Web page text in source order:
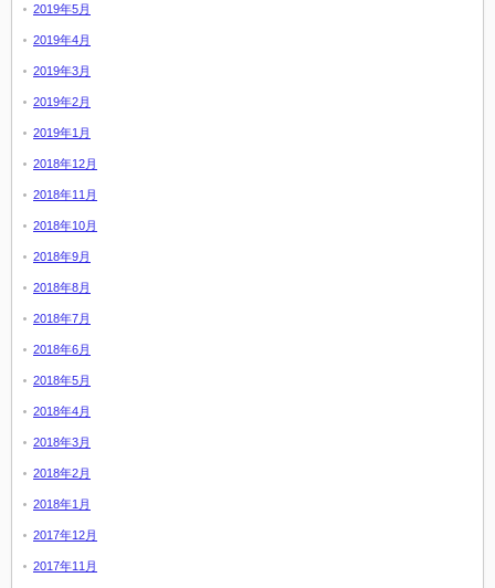
2019年5月
2019年4月
2019年3月
2019年2月
2019年1月
2018年12月
2018年11月
2018年10月
2018年9月
2018年8月
2018年7月
2018年6月
2018年5月
2018年4月
2018年3月
2018年2月
2018年1月
2017年12月
2017年11月